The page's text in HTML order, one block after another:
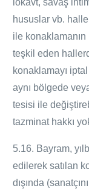
lokavt, savaş
hususlar vb.
ile konaklamanın
teşkil eden
konaklamayı
aynı bölgede
tesisi ile
tazminat hakkı
5.16. Bayram,
edilerek satılan
dışında